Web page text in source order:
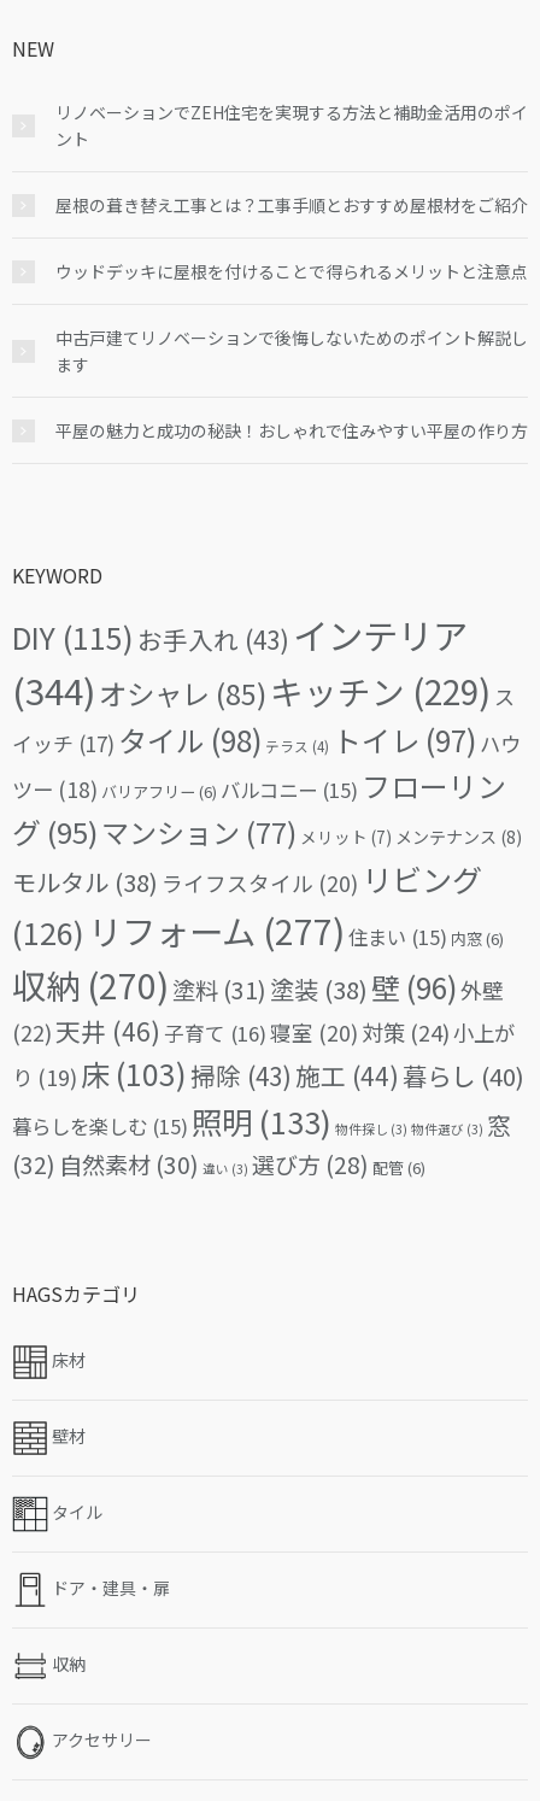
NEW
リノベーションでZEH住宅を実現する方法と補助金活用のポイ
ント
屋根の葺き替え工事とは？工事手順とおすすめ屋根材をご紹介
ウッドデッキに屋根を付けることで得られるメリットと注意点
中古戸建てリノベーションで後悔しないためのポイント解説し
ます
平屋の魅力と成功の秘訣！おしゃれで住みやすい平屋の作り方
KEYWORD
DIY (115) お手入れ (43) インテリア
(344) オシャレ (85) キッチン (229) ス
イッチ (17) タイル (98) テラス (4) トイレ (97) ハウ
ツー (18) バリアフリー (6) バルコニー (15) フローリン
グ (95)マンション (77) メリット (7) メンテナンス (8)
モルタル (38) ライフスタイル (20) リビング
(126) リフォーム (277) 住まい (15) 内窓(6)
収納 (270) 塗料 (31) 塗装 (38) 壁 (96)外壁
(22)天井 (46) 子育て (16)寝室 (20) 対策 (24)小上が
り (19) 床 (103)掃除 (43) 施工 (44) 暮らし (40)
暮らしを楽しむ (15) 照明 (133) 物件探し (3) 物件選び (3) 窓
(32) 自然素材 (30) 違い (3) 選び方 (28) 配管(6)
HAGSカテゴリ
床材
壁材
タイル
ドア・建具・扉
収納
アクセサリー